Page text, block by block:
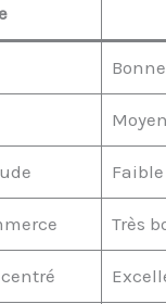
Bonne
Très